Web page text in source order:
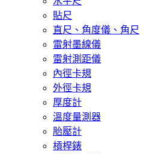
貼尺
直尺、角度儀、角尺
雷射墨線儀
雷射測距儀
內徑卡規
外徑卡規
厚度計
溫度量測器
胎壓計
槓桿錶